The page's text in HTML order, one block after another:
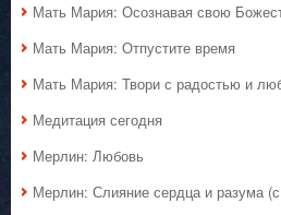
Мать Мария: Осознавая свою
Мать Мария: Отпустите время
Мать Мария: Твори с радостью и
Медитация сегодня
Мерлин: Любовь
Мерлин: Слияние сердца и разума